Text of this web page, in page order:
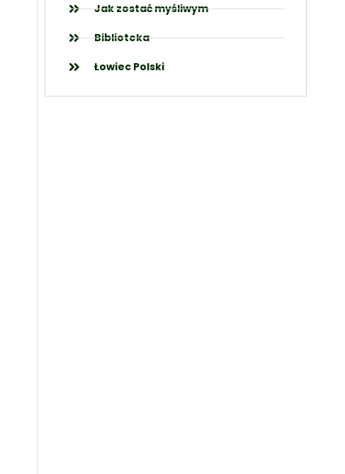
Jak zostać myśliwym
Biblioteka
Łowiec Polski